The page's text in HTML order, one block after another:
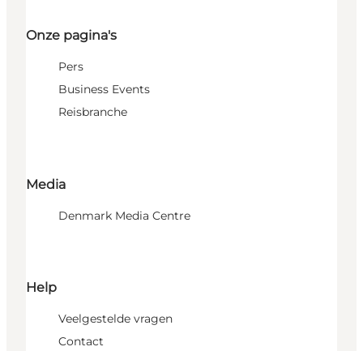
Onze pagina's
Pers
Business Events
Reisbranche
Media
Denmark Media Centre
Help
Veelgestelde vragen
Contact